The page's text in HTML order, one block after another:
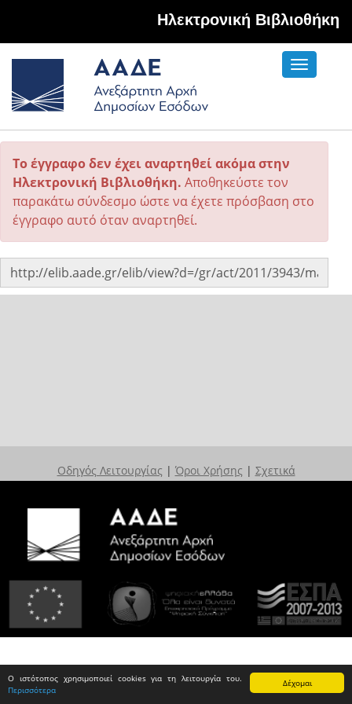
Δέχομαι
Ο ιστότοπος χρησιμοποιεί cookies για τη λειτουργία του.
Περισσότερα
Hλεκτρονική Βιβλιοθήκη
Toggle
Το έγγραφο δεν έχει αναρτηθεί ακόμα στην
Ηλεκτρονική Βιβλιοθήκη. Αποθηκεύστε τον
παρακάτω σύνδεσμο ώστε να έχετε πρόσβαση στο
έγγραφο αυτό όταν αναρτηθεί.
Οδηγός Λειτουργίας | Όροι Χρήσης | Σχετικά